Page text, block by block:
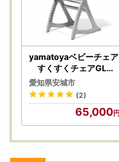
yamatoyaベビーチェア
すくすくチェアGL
グレー【1604631】
愛知県安城市
(2)
65,000